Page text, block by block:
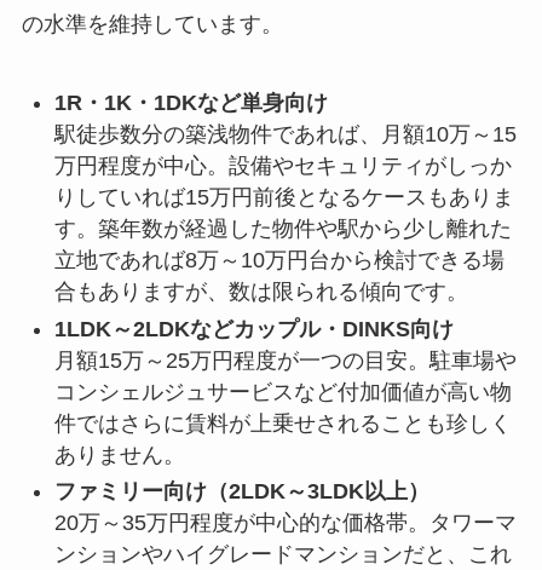
の水準を維持しています。
1R・1K・1DKなど単身向け
駅徒歩数分の築浅物件であれば、月額10万～15
万円程度が中心。設備やセキュリティがしっか
りしていれば15万円前後となるケースもありま
す。築年数が経過した物件や駅から少し離れた
立地であれば8万～10万円台から検討できる場
合もありますが、数は限られる傾向です。
1LDK～2LDKなどカップル・DINKS向け
月額15万～25万円程度が一つの目安。駐車場や
コンシェルジュサービスなど付加価値が高い物
件ではさらに賃料が上乗せされることも珍しく
ありません。
ファミリー向け（2LDK～3LDK以上）
20万～35万円程度が中心的な価格帯。タワーマ
ンションやハイグレードマンションだと、これ